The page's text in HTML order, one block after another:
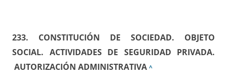
233. CONSTITUCIÓN DE SOCIEDAD. OBJETO
SOCIAL. ACTIVIDADES DE SEGURIDAD PRIVADA.
AUTORIZACIÓN ADMINISTRATIVA ^